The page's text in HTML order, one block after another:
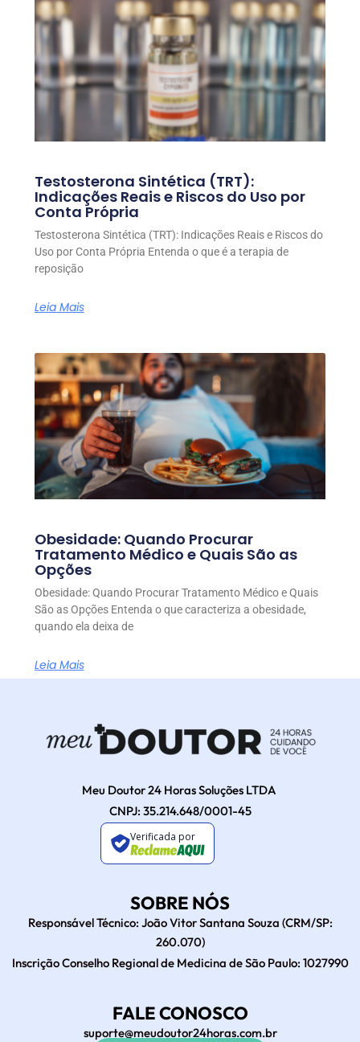
Testosterona Sintética (TRT):
Indicações Reais e Riscos do Uso por
Conta Própria
Testosterona Sintética (TRT): Indicações Reais e Riscos do
Uso por Conta Própria Entenda o que é a terapia de
reposição
Leia Mais
Obesidade: Quando Procurar
Tratamento Médico e Quais São as
Opções
Obesidade: Quando Procurar Tratamento Médico e Quais
São as Opções Entenda o que caracteriza a obesidade,
quando ela deixa de
Leia Mais
Meu Doutor 24 Horas Soluções LTDA
CNPJ: 35.214.648/0001-45
Verificada por
SOBRE NÓS
Responsável Técnico: João Vitor Santana Souza (CRM/SP:
260.070)
Inscrição Conselho Regional de Medicina de São Paulo: 1027990
FALE CONOSCO
suporte@meudoutor24horas.com.br